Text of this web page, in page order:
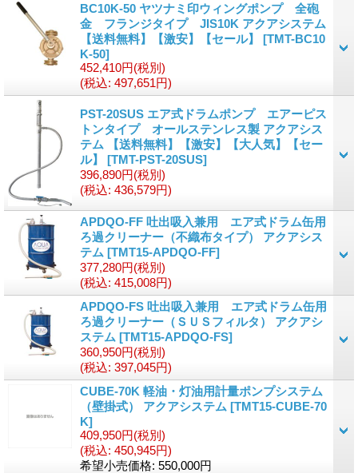
BC10K-50 ヤツナミ印ウィングポンプ 全砲
金 フランジタイプ JIS10K アクアシステム
【送料無料】【激安】【セール】 [TMT-BC10
K-50]
452,410円(税別)
(税込: 497,651円)
PST-20SUS エア式ドラムポンプ エアーピス
トンタイプ オールステンレス製 アクアシス
テム 【送料無料】【激安】【大人気】【セー
ル】 [TMT-PST-20SUS]
396,890円(税別)
(税込: 436,579円)
APDQO-FF 吐出吸入兼用 エア式ドラム缶用
ろ過クリーナー（不織布タイプ） アクアシス
テム [TMT15-APDQO-FF]
377,280円(税別)
(税込: 415,008円)
APDQO-FS 吐出吸入兼用 エア式ドラム缶用
ろ過クリーナー（ＳＵＳフィルタ） アクアシ
ステム [TMT15-APDQO-FS]
360,950円(税別)
(税込: 397,045円)
CUBE-70K 軽油・灯油用計量ポンプシステム
（壁掛式） アクアシステム [TMT15-CUBE-70
K]
409,950円(税別)
(税込: 450,945円)
希望小売価格: 550,000円